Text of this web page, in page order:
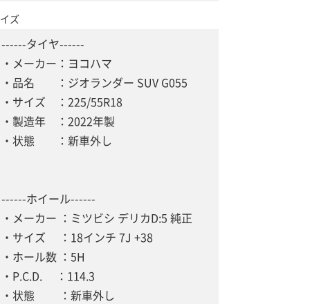
ズ
------タイヤ------
・メーカー：ヨコハマ
・品名 ：ジオランダー SUV G055
・サイズ ：225/55R18
・製造年 ：2022年製
・状態 ：新車外し
------ホイール------
・メーカー ：ミツビシ デリカD:5 純正
・サイズ ：18インチ 7J +38
・ホール数 ：5H
・P.C.D. ：114.3
・状態 ：新車外し